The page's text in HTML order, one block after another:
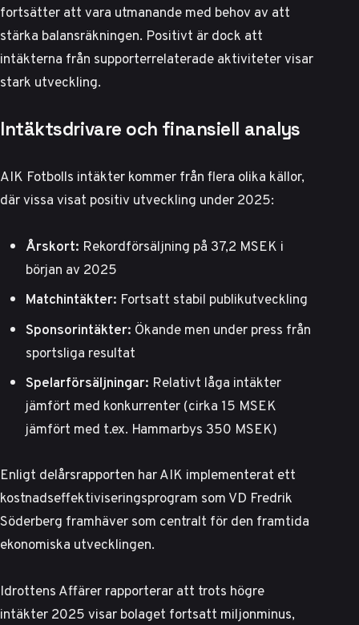
fortsätter att vara utmanande med behov av att
stärka balansräkningen. Positivt är dock att
intäkterna från supporterrelaterade aktiviteter visar
stark utveckling.
Intäktsdrivare och finansiell analys
AIK Fotbolls intäkter kommer från flera olika källor,
där vissa visat positiv utveckling under 2025:
Årskort: Rekordförsäljning på 37,2 MSEK i
början av 2025
Matchintäkter: Fortsatt stabil publikutveckling
Sponsorintäkter: Ökande men under press från
sportsliga resultat
Spelarförsäljningar: Relativt låga intäkter
jämfört med konkurrenter (cirka 15 MSEK
jämfört med t.ex. Hammarbys 350 MSEK)
Enligt delårsrapporten har AIK implementerat ett
kostnadseffektiviseringsprogram som VD Fredrik
Söderberg framhäver som centralt för den framtida
ekonomiska utvecklingen.
Idrottens Affärer rapporteraratt trots högre
intäkter 2025 visar bolaget fortsatt miljonminus,